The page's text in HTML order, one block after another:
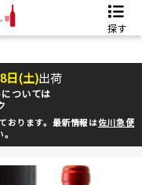
探す
8日(土)出荷
ついては
おります。最新情報は佐川急便